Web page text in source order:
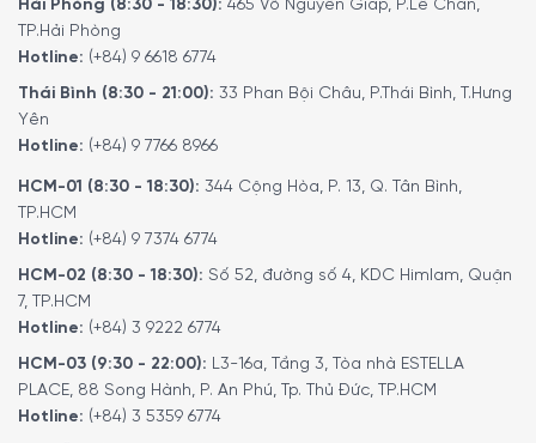
MINH HOUSE CAM KẾT
Giao hàng nhanh chóng toàn quốc.
Bảo hành bằng thẻ bảo hành chính hãng từ công ty.
Hàng đúng nguồn gốc, chính hãng, nhập khẩu Đức & EU.
Hải Phòng (8:30 - 18:30): 465 Võ Nguyên Giáp, P.Lê Chân,
TP.Hải Phòng
Hotline: (+84) 9 6618 6774
Thái Bình (8:30 - 21:00): 33 Phan Bội Châu, P.Thái Bình, T.Hưng
Yên
Hotline: (+84) 9 7766 8966
HCM-01 (8:30 - 18:30): 344 Cộng Hòa, P. 13, Q. Tân Bình,
TP.HCM
Hotline: (+84) 9 7374 6774
HCM-02 (8:30 - 18:30): Số 52, đường số 4, KDC Himlam, Quận
7, TP.HCM
Hotline: (+84) 3 9222 6774
HCM-03 (9:30 - 22:00): L3-16a, Tầng 3, Tòa nhà ESTELLA
PLACE, 88 Song Hành, P. An Phú, Tp. Thủ Đức, TP.HCM
Hotline: (+84) 3 5359 6774